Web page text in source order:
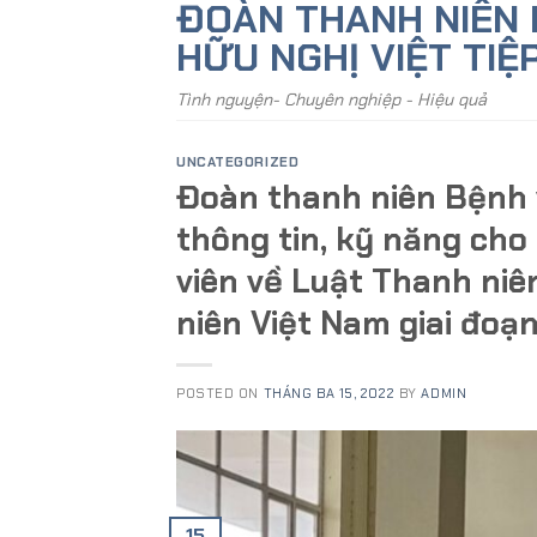
ĐOÀN THANH NIÊN
HỮU NGHỊ VIỆT
Tình nguyện- Chuyên nghiệp - Hiệu quả
UNCATEGORIZED
Đoàn thanh niên
thông tin, kỹ năng
viên về Luật Thanh
niên Việt Nam giai
POSTED ON THÁNG BA 15, 2022 BYADMIN